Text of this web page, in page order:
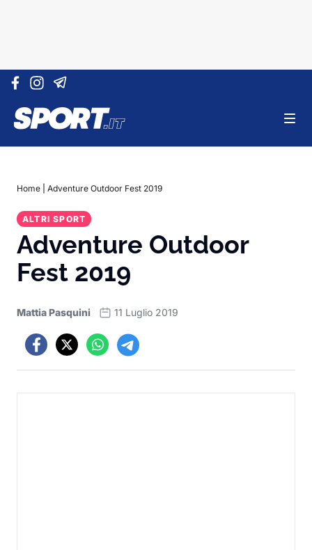
Vai al contenuto
Home Adventure Outdoor Fest 2019
ALTRI SPORT
Adventure Outdoor
Fest 2019
Mattia Pasquini 11 Luglio 2019